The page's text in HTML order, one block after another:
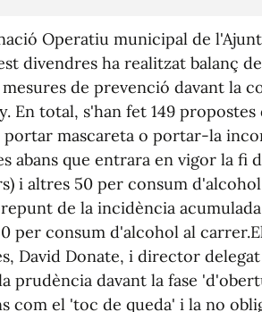
Operatiu municipal de
divendres ha realitzat balanç
de prevenció davant la
En total, s'han fet 149 propostes
portar mascareta o portar-la
abans que entrara en vigor la fi
i altres 50 per consum d'alcohol
de la incidència
per consum d'alcohol al
David Donate, i director
prudència davant la fase
com el 'toc de queda' i la no